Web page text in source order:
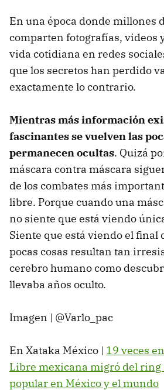
En una época donde millones
comparten fotografías, videos
vida cotidiana en redes
que los secretos han perdido
exactamente lo contrario.
Mientras más información
fascinantes se vuelven las
permanecen ocultas. Quizá
máscara contra máscara
de los combates más
libre. Porque cuando una
no siente que está viendo
Siente que está viendo el final
pocas cosas resultan tan
cerebro humano como
llevaba años oculto.
Imagen | @Varlo_pac
En Xataka México | 19 veces
Libre mexicana migró del ring
popular en México y el mundo